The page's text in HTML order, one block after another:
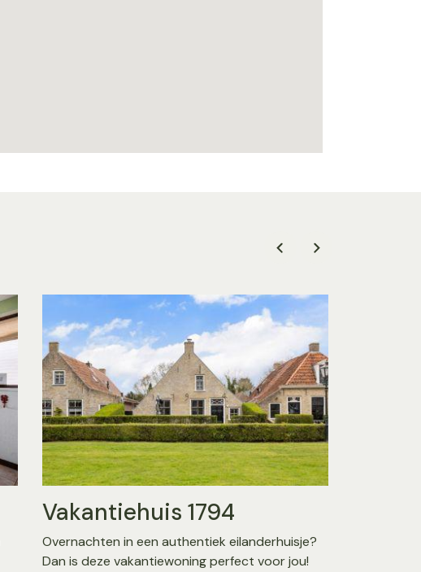
Vakantiehuis 1794
Overnachten in een authentiek eilanderhuisje?
Dan is deze vakantiewoning perfect voor jou!